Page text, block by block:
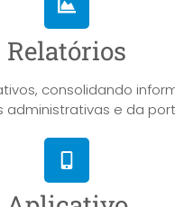
Relatórios
consolidando
administrativas e da